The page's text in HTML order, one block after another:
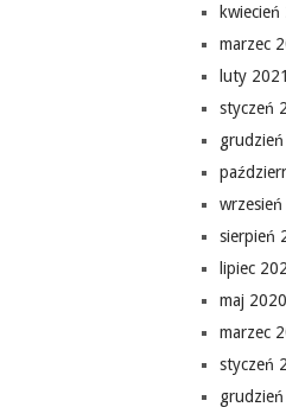
kwiecień
marzec
luty 2021
styczeń
sierpień
lipiec
maj 2020
marzec
styczeń